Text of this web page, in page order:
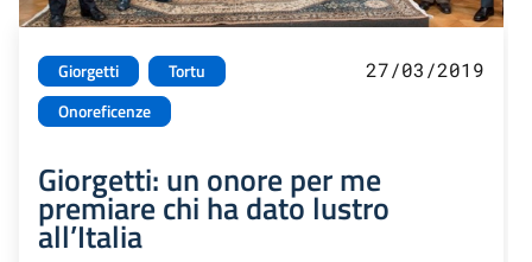
Giorgetti
Tortu
Onoreficenze
27/03/2019
Giorgetti: un onore per me
premiare chi ha dato lustro
all’Italia